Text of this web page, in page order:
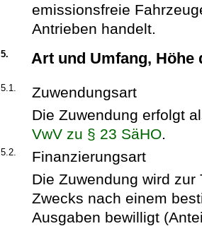
emissionsfreie
Antrieben handelt.
5. Art und Umfang, Höhe
5.1.
Zuwendungsart
Die Zuwendung erfolgt
VwV zu § 23 SäHO.
5.2.
Finanzierungsart
Die Zuwendung wird
Zwecks nach einem
Ausgaben bewilligt